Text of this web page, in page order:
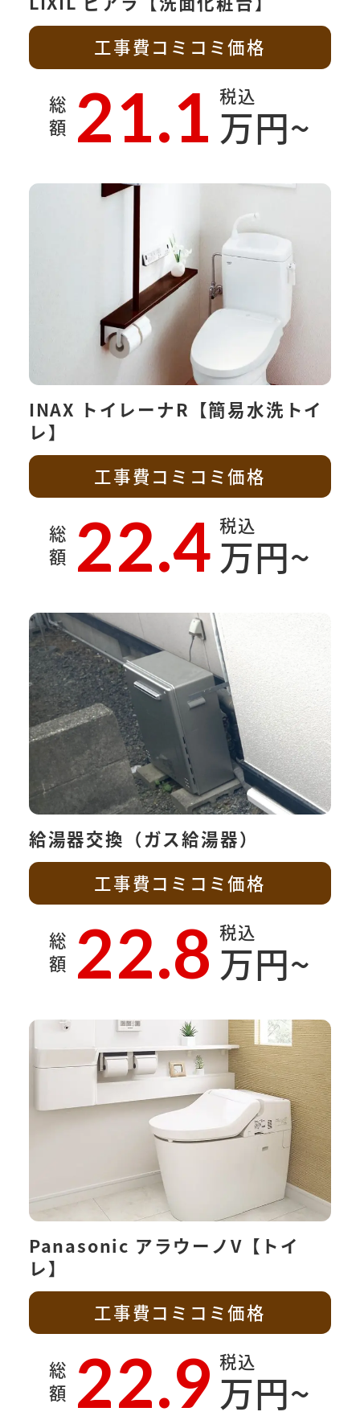
工事費コミコミ価格
総
額 21.1 税込
万円~
INAX トイレーナR【簡易水洗トイ
レ】
工事費コミコミ価格
総
額 22.4 税込
万円~
給湯器交換（ガス給湯器）
工事費コミコミ価格
総
額 22.8 税込
万円~
Panasonic アラウーノV【トイ
レ】
工事費コミコミ価格
総
額 22.9 税込
万円~